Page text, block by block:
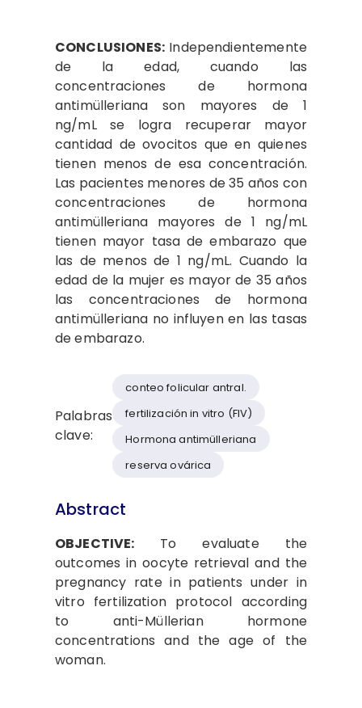
CONCLUSIONES:Independientemente
de la edad, cuando las
concentraciones de hormona
antimülleriana son mayores de 1
ng/mL se logra recuperar mayor
cantidad de ovocitos que en quienes
tienen menos de esa concentración.
Las pacientes menores de 35 años con
concentraciones de hormona
antimülleriana mayores de 1 ng/mL
tienen mayor tasa de embarazo que
las de menos de 1 ng/mL. Cuando la
edad de la mujer es mayor de 35 años
las concentraciones de hormona
antimülleriana no influyen en las tasas
de embarazo.
Palabras
clave:
conteo folicular antral.
fertilización in vitro (FIV)
Hormona antimülleriana
reserva ovárica
Abstract
OBJECTIVE: To evaluate the
outcomes in oocyte retrieval and the
pregnancy rate in patients under in
vitro fertilization protocol according
to anti-Müllerian hormone
concentrations and the age of the
woman.